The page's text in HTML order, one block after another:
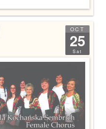
OCT
25
Sat